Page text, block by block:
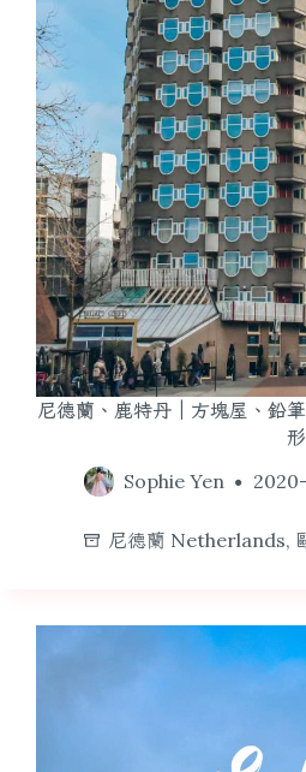
尼德蘭、鹿特丹｜方塊屋、鉛
Sophie Yen
尼德蘭 Netherlands,